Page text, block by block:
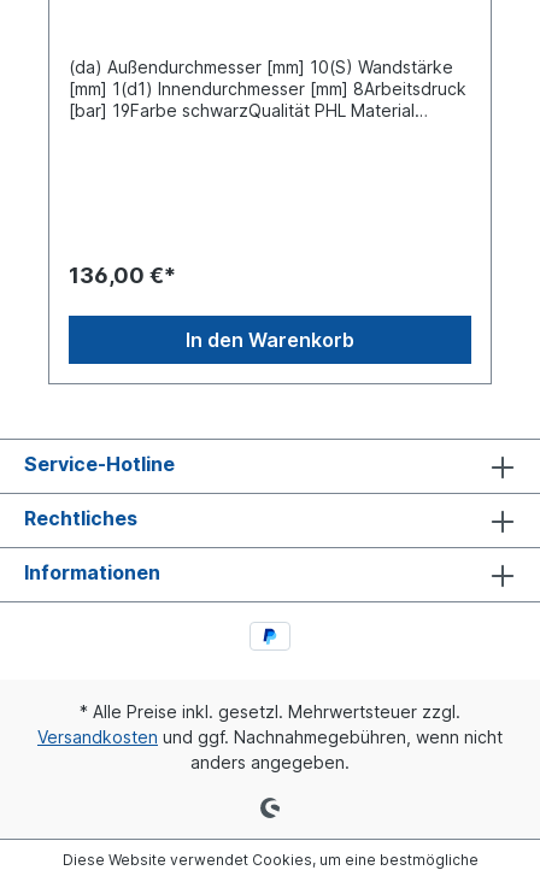
(da) Außendurchmesser [mm] 10(S) Wandstärke
[mm] 1(d1) Innendurchmesser [mm] 8Arbeitsdruck
[bar] 19Farbe schwarzQualität PHL Material
136,00 €*
In den Warenkorb
Service-Hotline
Rechtliches
Informationen
* Alle Preise inkl. gesetzl. Mehrwertsteuer zzgl.
Versandkosten und ggf. Nachnahmegebühren, wenn nicht
anders angegeben.
Diese Website verwendet Cookies, um eine bestmögliche